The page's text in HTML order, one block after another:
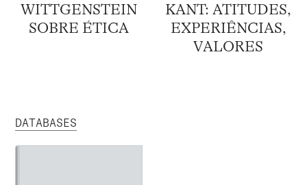
WITTGENSTEIN
SOBRE ÉTICA
KANT: ATITUDES,
EXPERIÊNCIAS,
VALORES
DATABASES